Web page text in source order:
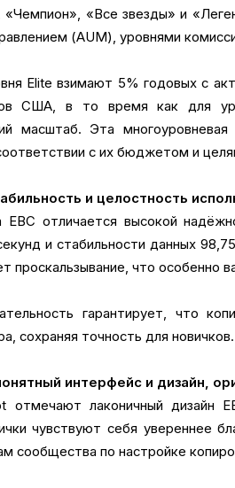
«Чемпион», «Все звезды» и
(AUM), уровнями
Elite взимают 5% годовых с
США, в то время как для
масштаб. Эта
с их бюджетом и
и целостность
EBC отличается высокой
и стабильности данных
проскальзывание, что особенно
гарантирует, что
сохраняя точность для новичков.
интерфейс и дизайн,
отмечают лаконичный дизайн
чувствуют себя увереннее
сообщества по настройке